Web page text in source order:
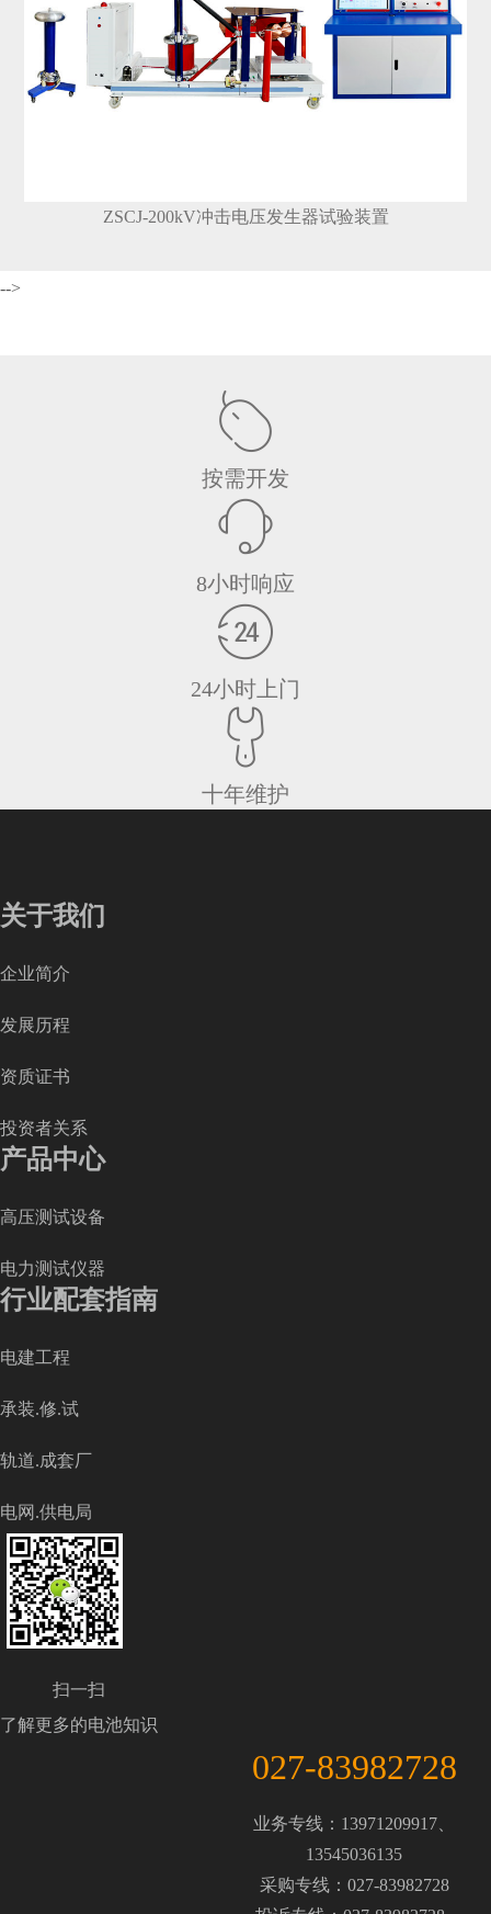
ZSCJ-200kV冲击电压发生器试验装置
-->
按需开发
8小时响应
24小时上门
十年维护
关于我们
企业简介
发展历程
资质证书
投资者关系
产品中心
高压测试设备
电力测试仪器
行业配套指南
电建工程
承装.修.试
轨道.成套厂
电网.供电局
扫一扫
了解更多的电池知识
027-83982728
业务专线：13971209917、
13545036135
采购专线：027-83982728